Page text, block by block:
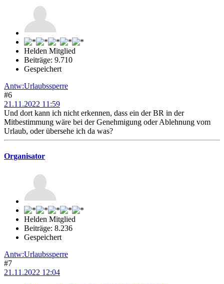
Helden Mitglied
Beiträge: 9.710
Gespeichert
Antw:Urlaubssperre
#6
21.11.2022 11:59
Und dort kann ich nicht erkennen, dass ein der BR in der
Mitbestimmung wäre bei der Genehmigung oder Ablehnung vom
Urlaub, oder übersehe ich da was?
Organisator
Helden Mitglied
Beiträge: 8.236
Gespeichert
Antw:Urlaubssperre
#7
21.11.2022 12:04